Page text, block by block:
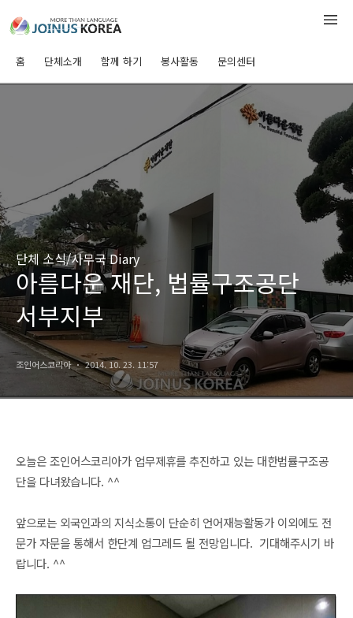
홈 단체소개 함께 하기 봉사활동 문의센터
단체 소식/사무국 Diary
아름다운 재단, 법률구조공단
서부지부
조인어스코리아 2014. 10. 23. 11:57
오늘은 조인어스코리아가 업무제휴를 추진하고 있는 대한법률구조공
단을 다녀왔습니다. ^^
앞으로는 외국인과의 지식소통이 단순히 언어재능활동가 이외에도 전
문가 자문을 통해서 한단계 업그레드 될 전망입니다. 기대해주시기 바
랍니다. ^^